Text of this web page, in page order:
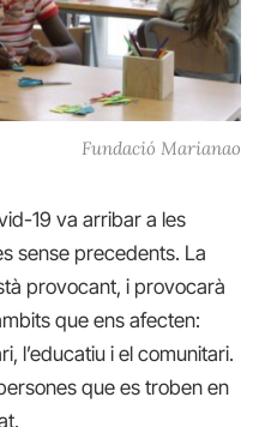
Fundació Marianao
19 va arribar a les
sense precedents. La
provocant, i provocarà
que ens afecten:
l’educatiu i el comunitari.
que es troben en